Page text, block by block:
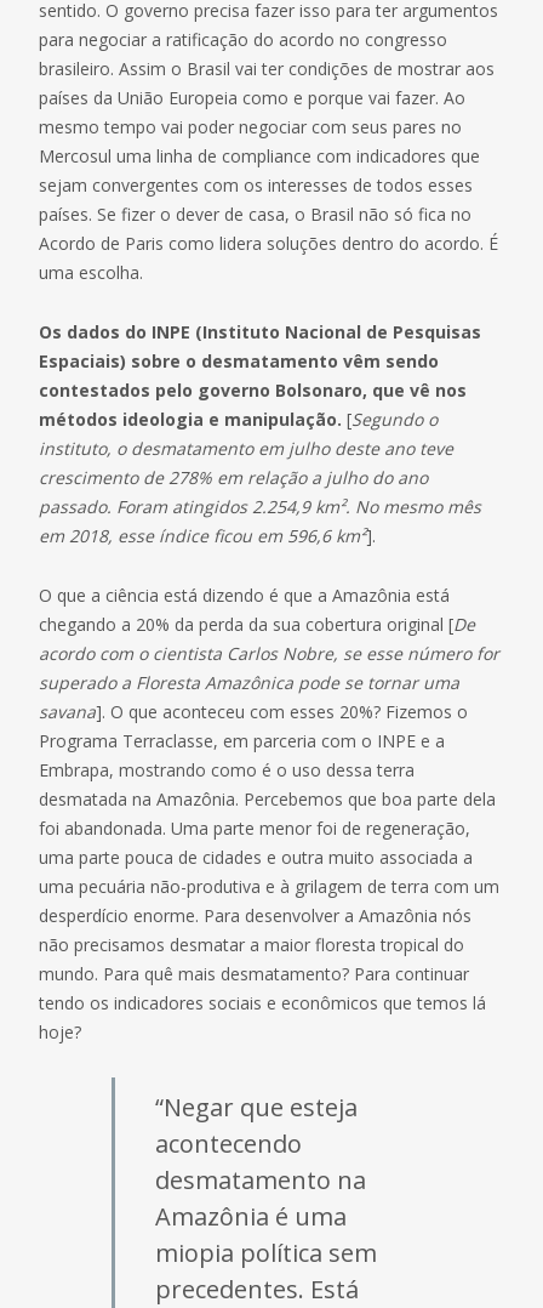
sentido. O governo precisa fazer isso para ter argumentos
para negociar a ratificação do acordo no congresso
brasileiro. Assim o Brasil vai ter condições de mostrar aos
países da União Europeia como e porque vai fazer. Ao
mesmo tempo vai poder negociar com seus pares no
Mercosul uma linha de compliance com indicadores que
sejam convergentes com os interesses de todos esses
países. Se fizer o dever de casa, o Brasil não só fica no
Acordo de Paris como lidera soluções dentro do acordo. É
uma escolha.
Os dados do INPE (Instituto Nacional de Pesquisas
Espaciais) sobre o desmatamento vêm sendo
contestados pelo governo Bolsonaro, que vê nos
métodos ideologia e manipulação. [Segundo o
instituto, o desmatamento em julho deste ano teve
crescimento de 278% em relação a julho do ano
passado. Foram atingidos 2.254,9 km². No mesmo mês
em 2018, esse índice ficou em 596,6 km²].
O que a ciência está dizendo é que a Amazônia está
chegando a 20% da perda da sua cobertura original [De
acordo com o cientista Carlos Nobre, se esse número for
superado a Floresta Amazônica pode se tornar uma
savana]. O que aconteceu com esses 20%? Fizemos o
Programa Terraclasse, em parceria com o INPE e a
Embrapa, mostrando como é o uso dessa terra
desmatada na Amazônia. Percebemos que boa parte dela
foi abandonada. Uma parte menor foi de regeneração,
uma parte pouca de cidades e outra muito associada a
uma pecuária não-produtiva e à grilagem de terra com um
desperdício enorme. Para desenvolver a Amazônia nós
não precisamos desmatar a maior floresta tropical do
mundo. Para quê mais desmatamento? Para continuar
tendo os indicadores sociais e econômicos que temos lá
hoje?
“Negar que esteja
acontecendo
desmatamento na
Amazônia é uma
miopia política sem
precedentes. Está